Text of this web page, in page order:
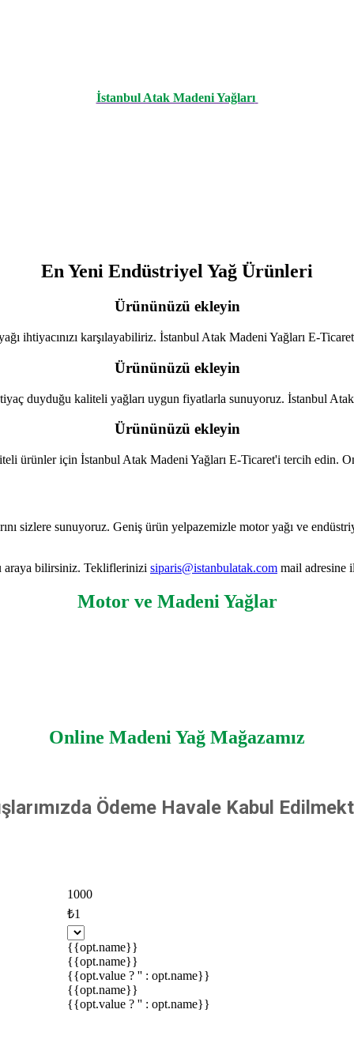
İstanbul Atak Madeni Yağları
En Yeni Endüstriyel Yağ Ürünleri
Ürününüzü ekleyin
ihtiyacınızı karşılayabiliriz. İstanbul Atak Madeni Yağları E-
Ürününüzü ekleyin
duyduğu kaliteli yağları uygun fiyatlarla sunuyoruz. İstanbul
Ürününüzü ekleyin
ürünler için İstanbul Atak Madeni Yağları E-Ticaret'i tercih edin.
sizlere sunuyoruz. Geniş ürün yelpazemizle motor yağı ve
araya bilirsiniz. Tekliflerinizi siparis@istanbulatak.com mail adresine
Motor ve Madeni Yağlar
Online Madeni Yağ Mağazamız
Ödeme Havale Kabul
1000
₺1
{{opt.name}}
{{opt.name}}
{{opt.value ? '' : opt.name}}
{{opt.name}}
{{opt.value ? '' : opt.name}}